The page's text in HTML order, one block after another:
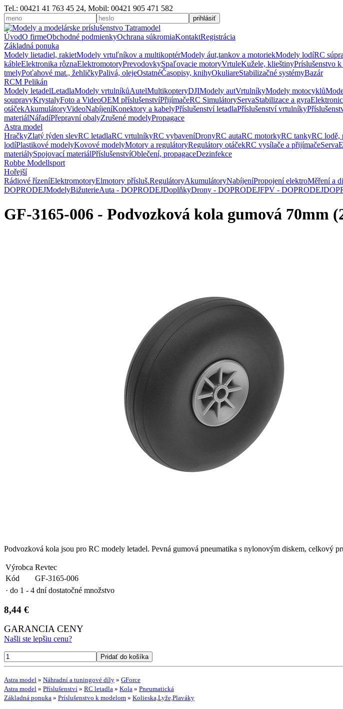
Tel.: 00421 41 763 45 24, Mobil: 00421 905 471 582
ÚvodO firmeObchodné podmienkyOchrana súkromiaKontaktRegistrácia
Základná ponuka
Modely lietadiel, rakietModely vrtuľníkov a multikoptérModely áut,tankov a motoriekModely lodíRC
kábleElektronika rôznaElektromotoryPrevodovkySpaľovacie motoryVrtuleKužele, klieštinyPríslušenstvo
tmelyPoťahové mat., žehličkyPalivá, olejeOstatnéČasopisy, knihyOkuliareStabilizačné systémyBazár
RCM Pelikán
Modely letadelLetadlaModely vrtulníkůAutelMultikopteryDJIModely autVrtulníkyModely motocyklů
soupravyKrystalyFoto a VideoOEM příslušenstvíPřijímačeRC SimulátoryServaStabilizace a gyra
otáčekAkumulátoryVideoNabíjeníKonektory a kabelyPříslušenství letadlaPříslušenství vrtulníky
materiálNářadíPřepravní obalyZrušené modelyPropagace
Astra model
HračkyZlatý týden slevRC letadlaRC vrtulníkyRC vybaveníDronyRC autaRC motorkyRC tankyRC lodě,
lodíPlastikové modelyKovové modelyMotory a regulátoryRegulátory otáčekRC vysílače a přijímačeServa
materiálySpojovací materiálPříslušenstvíOblečení, propagaceDezinfekce
Robbe Modellsport
Hořejší
Rádiové řízeníElektromotoryElmotory přísluš.RegulátoryAkumulátoryNabíjeníPropojení elektroMěření a
DOPRODEJModelyBižuterieAuta - DOPRODEJDoplňkyDrony - DOPRODEJFPV - DOPRODEJ
GF-3165-006 - Podvozková kola gumová 70mm
Podvozková kola jsou pro RC modely letadel. Pevná gumová pneumatika s nylonovým diskem, celkový
Výrobca Revtec
Kód
GF-3165-006
· do 1 - 4 dní dostatočné množstvo
8,44 €
GARANCIA CENY
Našli ste lepšiu cenu?
Astra model » Náhradní a tuningové díly » GForce
Astra model » Příslušenství » RC letadla » Kola » Pneumatická
Základná ponuka » Príslušenstvo k modelom » Kolieska,Lyže,Plaváky